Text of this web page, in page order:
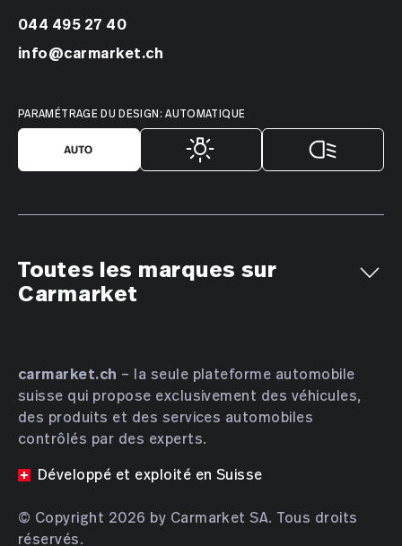
044 495 27 40
info@carmarket.ch
PARAMÉTRAGE DU DESIGN: AUTOMATIQUE
Toutes les marques sur
Carmarket
Aston Martin
Audi Bentley BMW
Bucher
Bugatti
BYD Cadillac Chevrolet
Chrysler
Citroën
Cupra Dacia Daewoo
Daihatsu
Farizon
Ferrari Fiat Ford GAC
Genesis
Honda HONGQI Hyundai
INEOS
carmarket.ch – la seule plateforme automobile
suisse qui propose exclusivement des véhicules,
des produits et des services automobiles
contrôlés par des experts.
Développé et exploité en Suisse
© Copyright 2026 by Carmarket SA. Tous droits
réservés.